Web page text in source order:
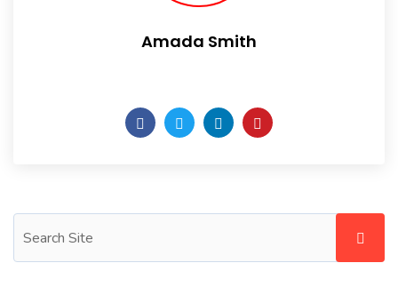
Amada Smith